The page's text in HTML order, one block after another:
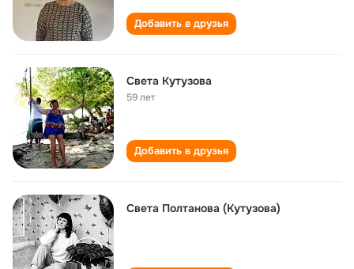
Добавить в друзья
Света Кутузова
59 лет
Добавить в друзья
Света Полтанова (Кутузова)